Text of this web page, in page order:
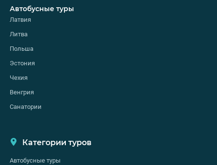
Автобусные туры
Латвия
Литва
Польша
Эстония
Чехия
Венгрия
Санатории
Категории туров
Автобусные туры